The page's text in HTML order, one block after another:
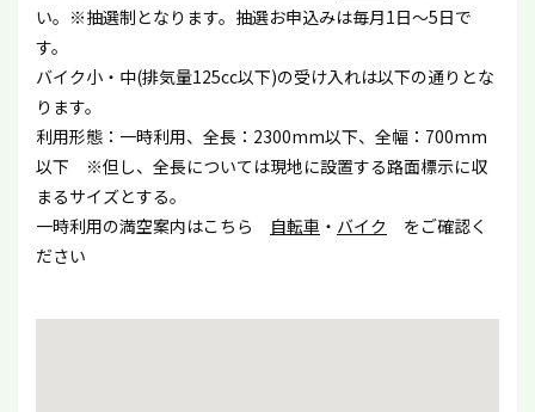
い。※抽選制となります。抽選お申込みは毎月1日〜5日で
す。
バイク小・中(排気量125cc以下)の受け入れは以下の通りとな
ります。
利用形態：一時利用、全長：2300mm以下、全幅：700mm
以下 ※但し、全長については現地に設置する路面標示に収
まるサイズとする。
一時利用の満空案内はこちら 自転車 ・ バイク をご確認く
ださい